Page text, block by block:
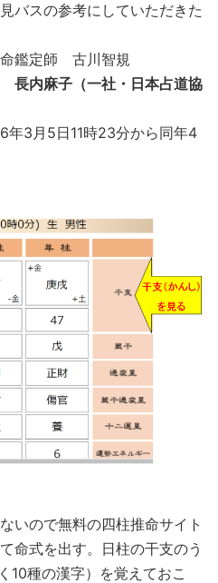
バスの参考にしていただきた
命鑑定師 古川智規
長内麻子（一社・日本占道協
年3月5日11時23分から同年4
いので無料の四柱推命サイト
命式を出す。日柱の干支のう
10種の漢字）を覚えておこ